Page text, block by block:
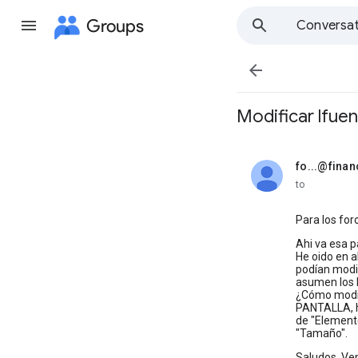
Groups

Modificar
unread,
to
Para los
Ahi va esa
He oido en
podían
asumen los
¿Cómo
de
"Tamaño".